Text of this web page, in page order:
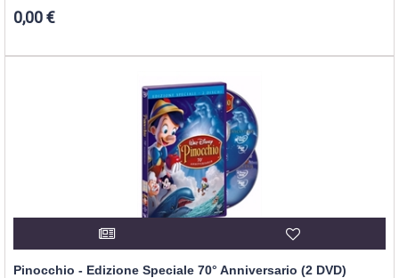
0,00 €
Pinocchio - Edizione Speciale 70° Anniversario (2 DVD)